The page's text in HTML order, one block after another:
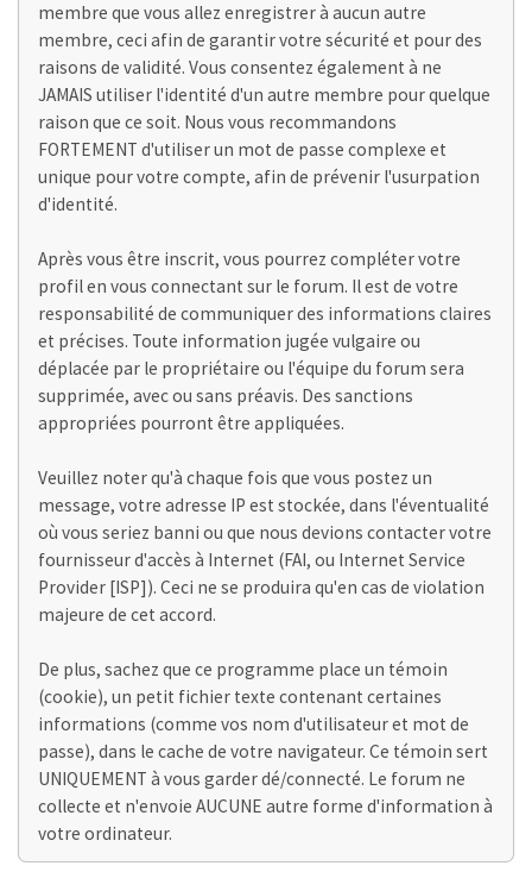
membre que vous allez enregistrer à aucun autre
membre, ceci afin de garantir votre sécurité et pour des
raisons de validité. Vous consentez également à ne
JAMAIS utiliser l'identité d'un autre membre pour quelque
raison que ce soit. Nous vous recommandons
FORTEMENT d'utiliser un mot de passe complexe et
unique pour votre compte, afin de prévenir l'usurpation
d'identité.
Après vous être inscrit, vous pourrez compléter votre
profil en vous connectant sur le forum. Il est de votre
responsabilité de communiquer des informations claires
et précises. Toute information jugée vulgaire ou
déplacée par le propriétaire ou l'équipe du forum sera
supprimée, avec ou sans préavis. Des sanctions
appropriées pourront être appliquées.
Veuillez noter qu'à chaque fois que vous postez un
message, votre adresse IP est stockée, dans l'éventualité
où vous seriez banni ou que nous devions contacter votre
fournisseur d'accès à Internet (FAI, ou Internet Service
Provider [ISP]). Ceci ne se produira qu'en cas de violation
majeure de cet accord.
De plus, sachez que ce programme place un témoin
(cookie), un petit fichier texte contenant certaines
informations (comme vos nom d'utilisateur et mot de
passe), dans le cache de votre navigateur. Ce témoin sert
UNIQUEMENT à vous garder dé/connecté. Le forum ne
collecte et n'envoie AUCUNE autre forme d'information à
votre ordinateur.